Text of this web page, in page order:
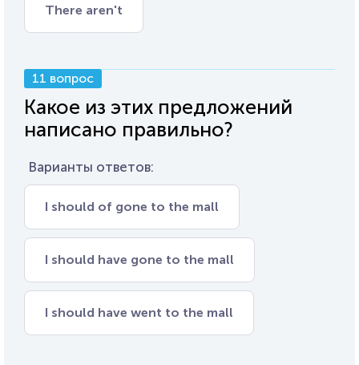
There aren't
11 вопрос
Какое из этих предложений
написано правильно?
Варианты ответов:
I should of gone to the mall
I should have gone to the mall
I should have went to the mall